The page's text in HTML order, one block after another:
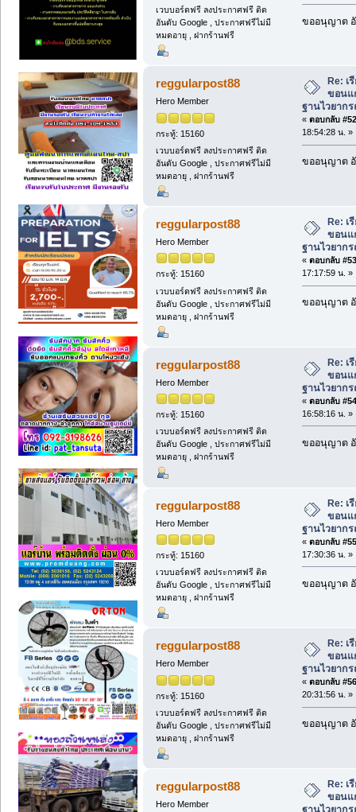
เวบบอร์ดฟรี ลงประกาศฟรี ติด
อันดับ Google , ประกาศฟรีไม่มี
หมดอายุ , ฝากร้านฟรี
ขออนุญาต
reggularpost88
Hero Member
กระทู้: 15160
เวบบอร์ดฟรี ลงประกาศฟรี ติด
อันดับ Google , ประกาศฟรีไม่มี
หมดอายุ , ฝากร้านฟรี
Re: เ
ขอนแ
ฐานไวยาก
« ตอบกลับ
18:54:28 น. »
ขออนุญาต
reggularpost88
Hero Member
กระทู้: 15160
เวบบอร์ดฟรี ลงประกาศฟรี ติด
อันดับ Google , ประกาศฟรีไม่มี
หมดอายุ , ฝากร้านฟรี
Re: เ
ขอนแ
ฐานไวยาก
« ตอบกลับ
17:17:59 น. »
ขออนุญาต
reggularpost88
Hero Member
กระทู้: 15160
เวบบอร์ดฟรี ลงประกาศฟรี ติด
อันดับ Google , ประกาศฟรีไม่มี
หมดอายุ , ฝากร้านฟรี
Re: เ
ขอนแ
ฐานไวยาก
« ตอบกลับ
16:58:16 น. »
ขออนุญาต
reggularpost88
Hero Member
กระทู้: 15160
เวบบอร์ดฟรี ลงประกาศฟรี ติด
อันดับ Google , ประกาศฟรีไม่มี
หมดอายุ , ฝากร้านฟรี
Re: เ
ขอนแ
ฐานไวยาก
« ตอบกลับ
17:30:36 น. »
ขออนุญาต
reggularpost88
Hero Member
กระทู้: 15160
เวบบอร์ดฟรี ลงประกาศฟรี ติด
อันดับ Google , ประกาศฟรีไม่มี
หมดอายุ , ฝากร้านฟรี
Re: เ
ขอนแ
ฐานไวยาก
« ตอบกลับ
20:31:56 น. »
ขออนุญาต
reggularpost88
Hero Member
Re: เ
ขอนแ
ฐานไวยาก